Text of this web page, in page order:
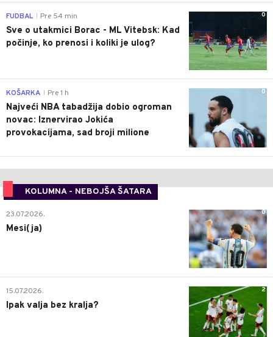
0
FUDBAL Pre 54 min
Sve o utakmici Borac - ML Vitebsk: Kad
počinje, ko prenosi i koliki je ulog?
0
KOŠARKA Pre 1 h
Najveći NBA tabadžija dobio ogroman
novac: Iznervirao Jokića
provokacijama, sad broji milione
KOLUMNA - NEBOJŠA ŠATARA
0
23.07.2026.
Mesi(ja)
2
15.07.2026.
Ipak valja bez kralja?